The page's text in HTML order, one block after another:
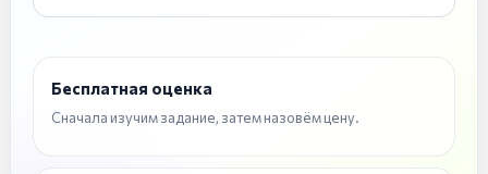
Бесплатная оценка
Сначала изучим задание, затем назовём цену.